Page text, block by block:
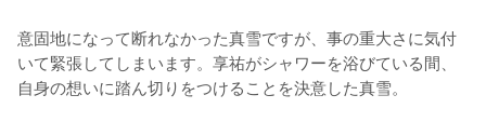
意固地になって断れなかった真雪ですが、事の重大さに気付
いて緊張してしまいます。享祐がシャワーを浴びている間、
自身の想いに踏ん切りをつけることを決意した真雪。